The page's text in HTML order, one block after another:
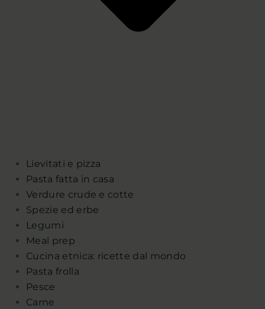
Lievitati e pizza
Pasta fatta in casa
Verdure crude e cotte
Spezie ed erbe
Legumi
Meal prep
Cucina etnica: ricette dal mondo
Pasta frolla
Pesce
Carne